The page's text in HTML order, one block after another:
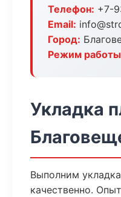
Телефон: +7-
Email:
Город:
Режим
Укладка
Выполним
качественно.